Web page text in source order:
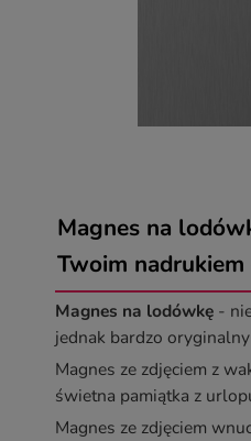
Magnes na
Twoim nadrukiem
Magnes na lodówkę -
jednak bardzo
Magnes ze zdjęciem z
świetna pamiątka z
Magnes ze zdjęciem